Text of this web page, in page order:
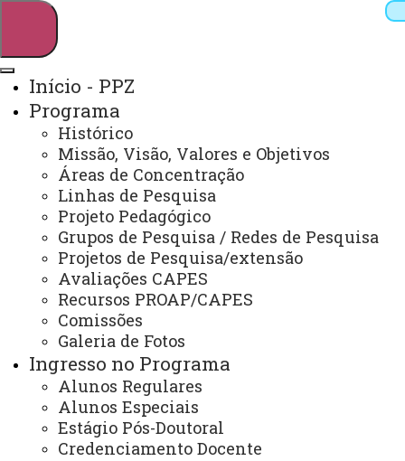
Webmail Sistemas
Arquivo Virtual
Campus
Início - PPZ
Programa
Histórico
Missão, Visão, Valores e Objetivos
Áreas de Concentração
Linhas de Pesquisa
Projeto Pedagógico
Grupos de Pesquisa / Redes de Pesquisa
Projetos de Pesquisa/extensão
Avaliações CAPES
Recursos PROAP/CAPES
Comissões
Galeria de Fotos
Ingresso no Programa
Alunos Regulares
Alunos Especiais
Estágio Pós-Doutoral
Credenciamento Docente
Zootecnia - Unioeste/UTFPR
Calendário de Defesas /
Qualificações